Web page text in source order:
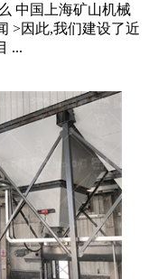
中国上海矿山机械
>因此,我们建设了近
...